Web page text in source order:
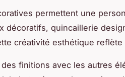
permettent une
décoratifs, quincaillerie
créativité esthétique
finitions avec les autres